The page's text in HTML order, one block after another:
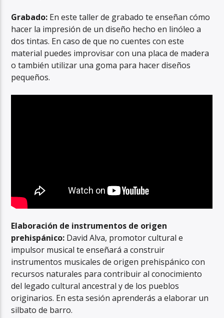
Grabado: En este taller de grabado te enseñan cómo
hacer la impresión de un diseño hecho en linóleo a
dos tintas. En caso de que no cuentes con este
material puedes improvisar con una placa de madera
o también utilizar una goma para hacer diseños
pequeños.
Elaboración de instrumentos de origen
prehispánico: David Alva, promotor cultural e
impulsor musical te enseñará a construir
instrumentos musicales de origen prehispánico con
recursos naturales para contribuir al conocimiento
del legado cultural ancestral y de los pueblos
originarios. En esta sesión aprenderás a elaborar un
silbato de barro.